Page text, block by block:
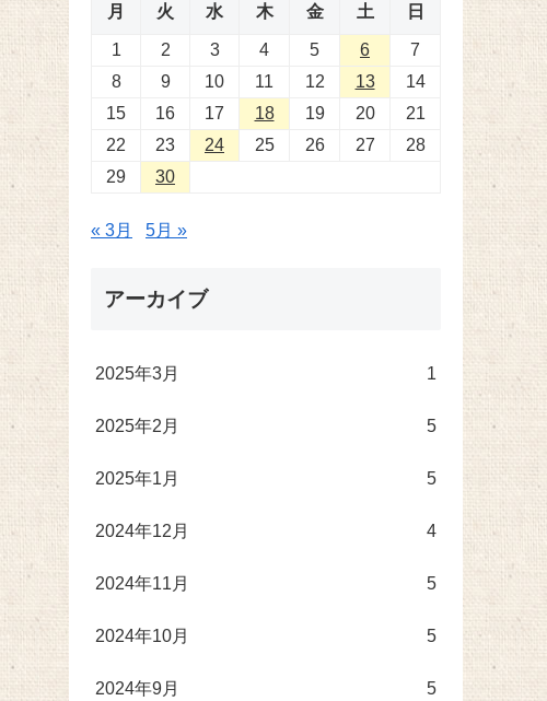
月 火 水 木 金 土 日
1 2 3 4 5 6
7
8
9 10 11 12 13
14
15
16 17 18 19 20
21
22
23 24 25 26 27
28
29
30
« 3月 5月 »
アーカイブ
2025年3月 1
2025年2月 5
2025年1月 5
2024年12月 4
2024年11月 5
2024年10月 5
2024年9月 5